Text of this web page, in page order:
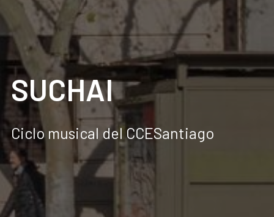
SUCHAI
Ciclo musical del CCESantiago